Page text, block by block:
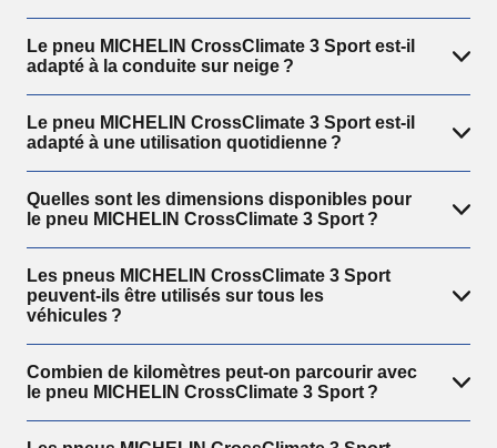
Le pneu MICHELIN CrossClimate 3 Sport est-il
adapté à la conduite sur neige ?
Le pneu MICHELIN CrossClimate 3 Sport est-il
adapté à une utilisation quotidienne ?
Quelles sont les dimensions disponibles pour
le pneu MICHELIN CrossClimate 3 Sport ?
Les pneus MICHELIN CrossClimate 3 Sport
peuvent-ils être utilisés sur tous les
véhicules ?
Combien de kilomètres peut-on parcourir avec
le pneu MICHELIN CrossClimate 3 Sport ?